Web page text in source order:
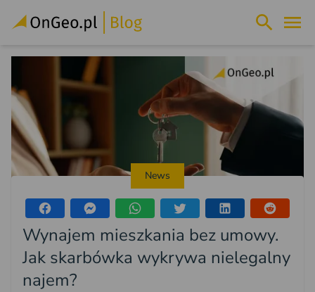
News
Wynajem mieszkania bez umowy.
Jak skarbówka wykrywa nielegalny
najem?